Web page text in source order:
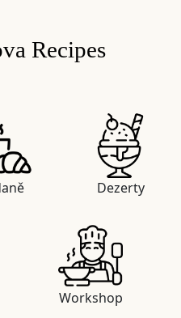
Recipes
Dezerty
Workshop